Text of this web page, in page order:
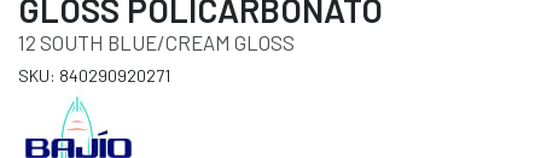
GLOSS POLICARBONATO
12 SOUTH BLUE/CREAM GLOSS
SKU: 840290920271